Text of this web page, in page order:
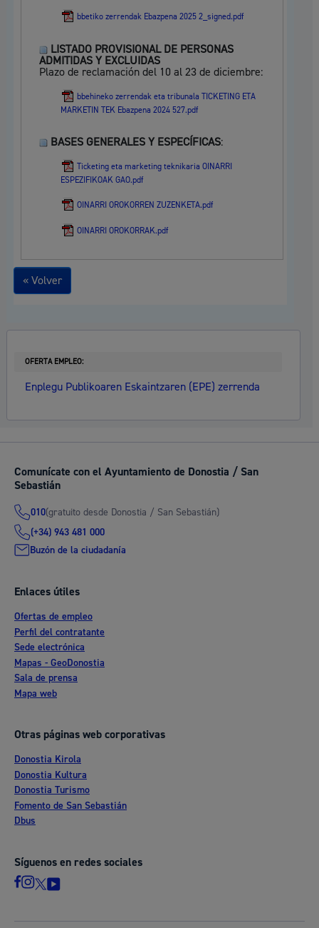
bbetiko zerrendak Ebazpena 2025 2_signed.pdf
LISTADO PROVISIONAL DE PERSONAS
ADMITIDAS Y EXCLUIDAS
Plazo de reclamación del 10 al 23 de diciembre:
bbehineko zerrendak eta tribunala TICKETING ETA
MARKETIN TEK Ebazpena 2024 527.pdf
BASES GENERALES Y ESPECÍFICAS:
Ticketing eta marketing teknikaria OINARRI
ESPEZIFIKOAK GAO.pdf
OINARRI OROKORREN ZUZENKETA.pdf
OINARRI OROKORRAK.pdf
« Volver
OFERTA EMPLEO:
Enplegu Publikoaren Eskaintzaren (EPE) zerrenda
Comunícate con el Ayuntamiento de Donostia / San
Sebastián
010(gratuito desde Donostia / San Sebastián)
(+34) 943 481 000
Buzón de la ciudadanía
Enlaces útiles
Ofertas de empleo
Perfil del contratante
Sede electrónica
Mapas - GeoDonostia
Sala de prensa
Mapa web
Otras páginas web corporativas
Donostia Kirola
Donostia Kultura
Donostia Turismo
Fomento de San Sebastián
Dbus
Síguenos en redes sociales